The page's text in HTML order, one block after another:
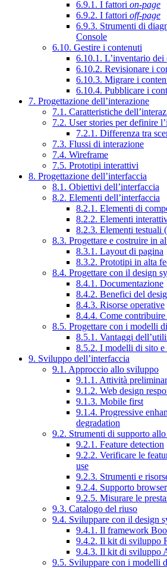
6.9.1. I fattori on-page
6.9.2. I fattori off-page
6.9.3. Strumenti di
Console
6.10. Gestire i contenuti
6.10.1. L’inventario dei
6.10.2. Revisionare i
6.10.3. Migrare i
6.10.4. Pubblicare i
7. Progettazione dell’interazione
7.1. Caratteristiche
7.2. User stories per definire
7.2.1. Differenza tra
7.3. Flussi di interazione
7.4. Wireframe
7.5. Prototipi interattivi
8. Progettazione dell’interfaccia
8.1. Obiettivi dell’interfaccia
8.2. Elementi dell’interfaccia
8.2.1. Elementi di
8.2.2. Elementi
8.2.3. Elementi testuali
8.3. Progettare e costruire in
8.3.1. Layout di pagina
8.3.2. Prototipi in alta
8.4. Progettare con il design
8.4.1. Documentazione
8.4.2. Benefici del
8.4.3. Risorse operative
8.4.4. Come
8.5. Progettare con i modelli
8.5.1. Vantaggi
8.5.2. I modelli di sito
9. Sviluppo dell’interfaccia
9.1. Approccio allo sviluppo
9.1.1. Attività
9.1.2. Web design
9.1.3. Mobile first
9.1.4. Progressive
degradation
9.2. Strumenti di supporto
9.2.1. Feature detection
9.2.2. Verificare le
use
9.2.3. Strumenti e
9.2.4. Supporto browser
9.2.5. Misurare le
9.3. Catalogo del riuso
9.4. Sviluppare con il design
9.4.1. Il framework
9.4.2. Il kit di sviluppo
9.4.3. Il kit di sviluppo
9.5. Sviluppare con i modelli